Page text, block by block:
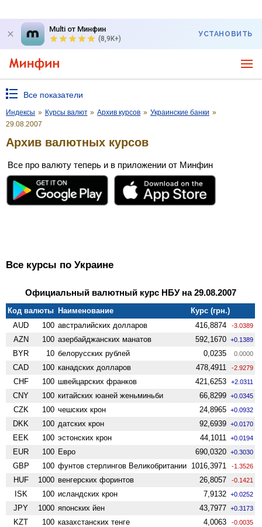
Multi от Минфин
(8,9K+)
УСТАНОВИТЬ
Все показатели
Индексы » Курсы валют » Архив курсов » Украинские банки »
29.08.2007
Архив валютных курсов
Все про валюту теперь и в приложении от Минфин
Все курсы по Украине
Официальный валютный курс НБУ на 29.08.2007
Код валюты Наименование
Курс (грн.)
AUD
100 австралийских долларов 416,8874 -3.0389
AZN 100 азербайджанских манатов 592,1670 +0.1389
BYR 10 белорусских рублей 0,0235 0.0000
CAD 100 канадских долларов 478,4911 -2.9279
CHF 100 швейцарских франков 421,6253 +2.0311
CNY 100 китайских юаней женьминьби 66,8299 +0.0345
CZK 100 чешских крон 24,8965 +0.0932
DKK 100 датских крон 92,6939 +0.0170
EEK 100 эстонских крон 44,1011 +0.0194
EUR 100 Евро 690,0320 +0.3030
GBP 100 фунтов стерлингов Велико­британии 1016,3971 -1.3526
HUF 1000 венгерских форинтов 26,8057 -0.1421
ISK 100 исландских крон 7,9132 +0.0252
JPY 1000 японских йен 43,7977 +0.3173
KZT 100 казахстанских тенге 4,0063 -0.0035